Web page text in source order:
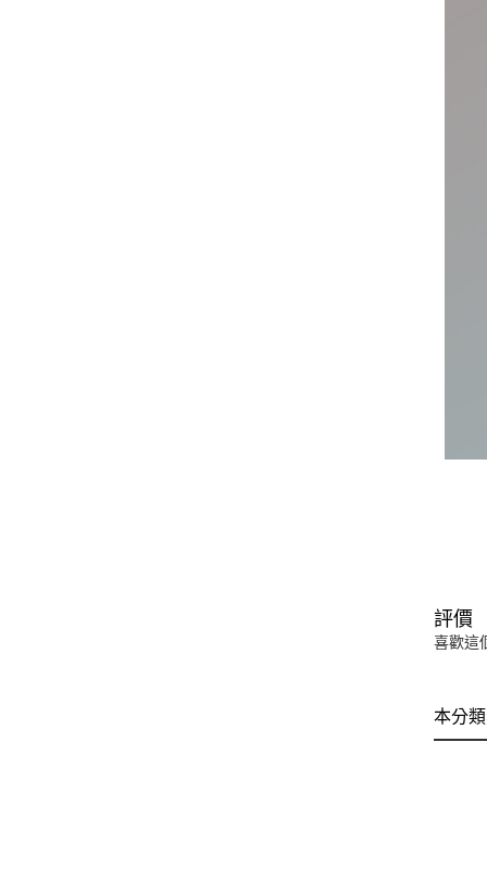
評價
喜歡這
本分